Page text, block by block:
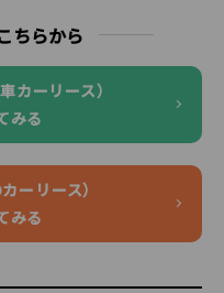
ちらから
カーリース）
みる
ーリース）
みる